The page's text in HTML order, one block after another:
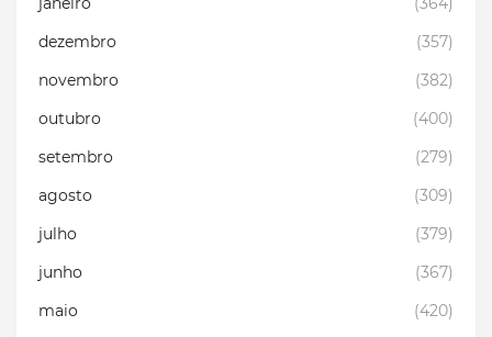
dezembro
(357)
novembro
(382)
outubro
(400)
setembro
(279)
agosto
(309)
julho
(379)
junho
(367)
maio
(420)